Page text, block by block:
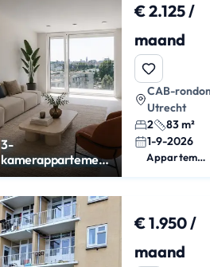
3-
kamerappartement
met groot balkon in
€ 2.125 /
maand
CAB-
Utrecht
2
83 m²
1-9-2026
Appartement
€ 1.950 /
maand